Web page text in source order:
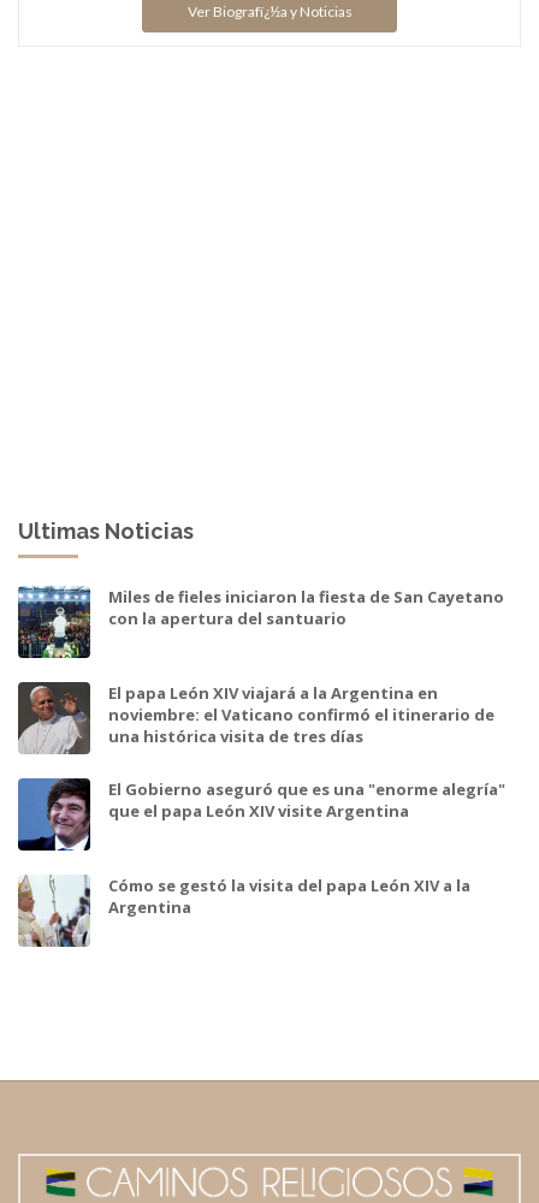
Ver Biografï¿½a y Noticias
Ultimas Noticias
Miles de fieles iniciaron la fiesta de San Cayetano
con la apertura del santuario
El papa León XIV viajará a la Argentina en
noviembre: el Vaticano confirmó el itinerario de
una histórica visita de tres días
El Gobierno aseguró que es una "enorme alegría"
que el papa León XIV visite Argentina
Cómo se gestó la visita del papa León XIV a la
Argentina